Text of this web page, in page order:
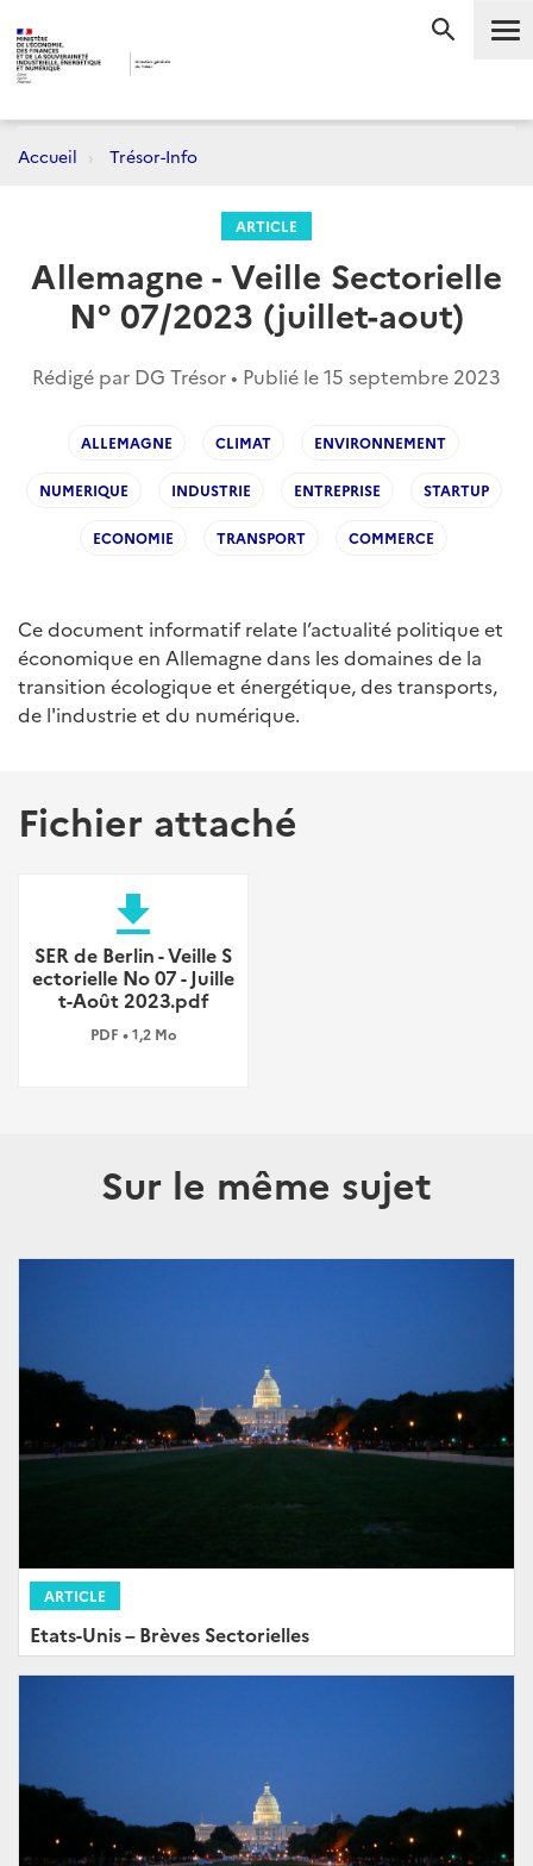
Accueil Trésor-Info
ARTICLE
Allemagne - Veille Sectorielle
N° 07/2023 (juillet-aout)
Rédigé par DG Trésor • Publié le15 septembre 2023
ALLEMAGNE CLIMAT ENVIRONNEMENT
NUMERIQUE INDUSTRIE ENTREPRISE STARTUP
ECONOMIE TRANSPORT COMMERCE
Ce document informatif relate l’actualité politique et
économique en Allemagne dans les domaines de la
transition écologique et énergétique, des transports,
de l'industrie et du numérique.
Fichier attaché
file_download
SER de Berlin - Veille S
ectorielle No 07 - Juille
t-Août 2023.pdf
PDF • 1,2 Mo
Sur le même sujet
ARTICLE
Etats-Unis – Brèves Sectorielles